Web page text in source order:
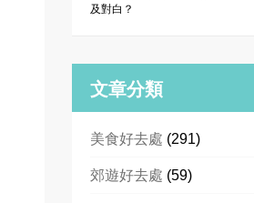
及對白？
文章分類
美食好去處 (291)
郊遊好去處 (59)